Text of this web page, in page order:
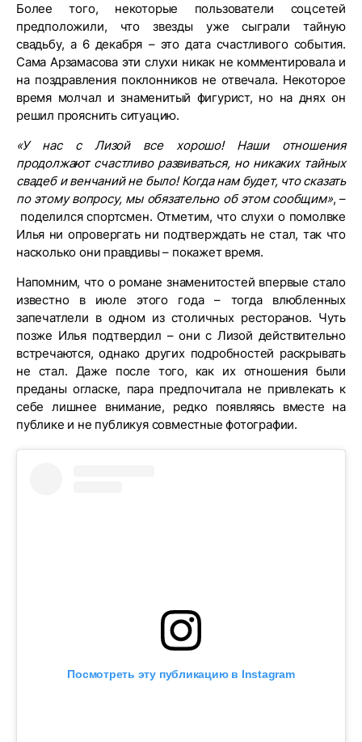
Более того, некоторые пользователи соцсетей
предположили, что звезды уже сыграли тайную
свадьбу, а 6 декабря – это дата счастливого события.
Сама Арзамасова эти слухи никак не комментировала и
на поздравления поклонников не отвечала. Некоторое
время молчал и знаменитый фигурист, но на днях он
решил прояснить ситуацию.
«У нас с Лизой все хорошо! Наши отношения
продолжают счастливо развиваться, но никаких тайных
свадеб и венчаний не было! Когда нам будет, что сказать
по этому вопросу, мы обязательно об этом сообщим», –
поделился спортсмен. Отметим, что слухи о помолвке
Илья ни опровергать ни подтверждать не стал, так что
насколько они правдивы – покажет время.
Напомним, что о романе знаменитостей впервые стало
известно в июле этого года – тогда влюбленных
запечатлели в одном из столичных ресторанов. Чуть
позже Илья подтвердил – они с Лизой действительно
встречаются, однако других подробностей раскрывать
не стал. Даже после того, как их отношения были
преданы огласке, пара предпочитала не привлекать к
себе лишнее внимание, редко появляясь вместе на
публике и не публикуя совместные фотографии.
Посмотреть эту публикацию в Instagram